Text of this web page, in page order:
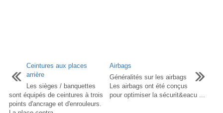
Ceintures aux places
arrière
Les sièges / banquettes
sont équipés de ceintures à trois
points d'ancrage et d'enrouleurs.
Airbags
Généralités sur les airbags
Les airbags ont été conçus
pour optimiser la sécurit&eacu ...